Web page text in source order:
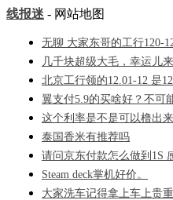
线报迷 - 网站地图
无聊 大家东哥的工行120-
几千块超级大毛，幸运儿来
北京工行领的12.01-12 是
翼支付5.9的买啥好？不可
这个利率是不是可以橹出
泰国香米有推荐吗
请问京东付款怎么做到1S
Steam deck掌机好价。
大家洗车记得拿上车上贵